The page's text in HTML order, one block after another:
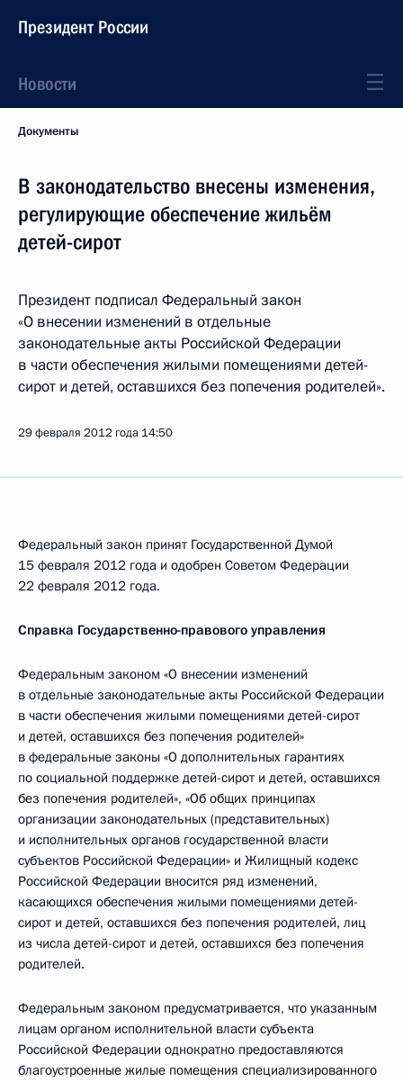
Президент России
Новости
Документы
В законодательство внесены изменения,
регулирующие обеспечение жильём
детей-сирот
Президент подписал Федеральный закон
«О внесении изменений в отдельные
законодательные акты Российской Федерации
в части обеспечения жилыми помещениями детей-
сирот и детей, оставшихся без попечения родителей».
29 февраля 2012 года 14:50
Федеральный закон принят Государственной Думой
15 февраля 2012 года и одобрен Советом Федерации
22 февраля 2012 года.
Справка Государственно-правового управления
Федеральным законом «О внесении изменений
в отдельные законодательные акты Российской Федерации
в части обеспечения жилыми помещениями детей-сирот
и детей, оставшихся без попечения родителей»
в федеральные законы «О дополнительных гарантиях
по социальной поддержке детей-сирот и детей, оставшихся
без попечения родителей», «Об общих принципах
организации законодательных (представительных)
и исполнительных органов государственной власти
субъектов Российской Федерации» и Жилищный кодекс
Российской Федерации вносится ряд изменений,
касающихся обеспечения жилыми помещениями детей-
сирот и детей, оставшихся без попечения родителей, лиц
из числа детей-сирот и детей, оставшихся без попечения
родителей.
Федеральным законом предусматривается, что указанным
лицам органом исполнительной власти субъекта
Российской Федерации однократно предоставляются
благоустроенные жилые помещения специализированного